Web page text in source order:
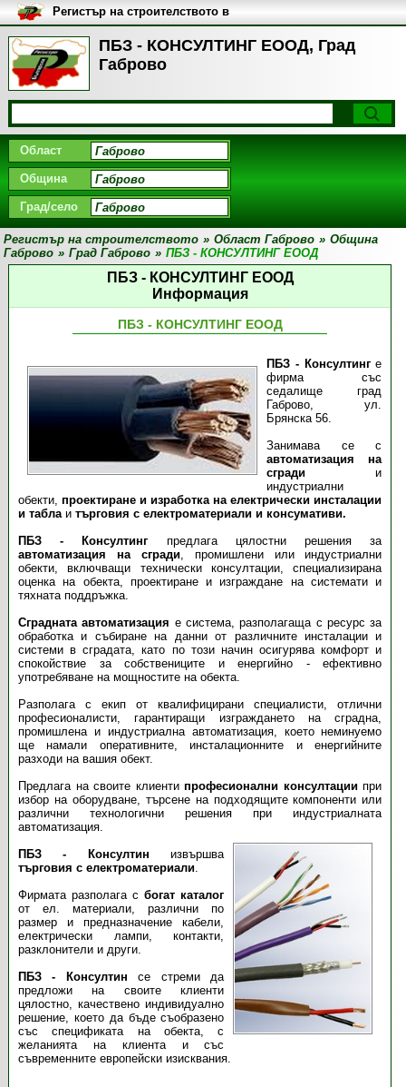
ПБЗ - КОНСУЛТИНГ ЕООД, Град
Габрово
Регистър на строителството в
България
Област
Община
Град/село
Регистър на строителството » Област Габрово » Община
Габрово » Град Габрово » ПБЗ - КОНСУЛТИНГ ЕООД
ПБЗ - КОНСУЛТИНГ ЕООД
Информация
ПБЗ - КОНСУЛТИНГ ЕООД
ПБЗ - Консултингe
фирма със
седалище град
Габрово, ул.
Брянска 56.
Занимава се с
автоматизация на
сградии
индустриални
обекти,проектиране и изработка на eлектрически инсталации
и таблаи търговия с електроматериали и консумативи.
ПБЗ - Консултинг предлага цялостни решения за
автоматизация на сгради, промишлени или индустриални
обекти, включващи технически консултации, специализирана
оценка на обекта, проектиране и изграждане на системати и
тяхната поддръжка.
Сградната автоматизация е система, разполагаща с ресурс за
обработка и събиране на данни от различните инсталации и
системи в сградата, като по този начин осигурява комфорт и
спокойствие за собствениците и енергийно - ефективно
употребяване на мощностите на обекта.
Разполага с екип от квалифицирани специалисти, отлични
професионалисти, гарантиращи изграждането на сградна,
промишлена и индустриална автоматизация, което неминуемо
ще намали оперативните, инсталационните и енергийните
разходи на вашия обект.
Предлага на своите клиентипрофесионални консултациипри
избор на оборудване, търсене на подходящите компоненти или
различни технологични решения при индустриалната
автоматизация.
ПБЗ - Консултин извършва
търговия с електроматериали.
Фирмата разполага сбогат каталог
от ел. материали, различни по
размер и предназначение кабели,
електрически лампи, контакти,
разклонители и други.
ПБЗ - Консултин се стреми да
предложи на своите клиенти
цялостно, качествено индивидуално
решение, което да бъде съобразено
със спецификата на обекта, с
желанията на клиента и със
съвременните европейски изисквания.